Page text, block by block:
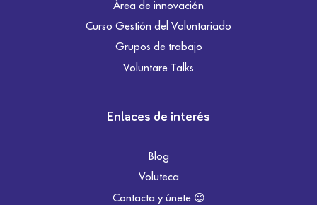
Área de innovación
Curso Gestión del Voluntariado
Grupos de trabajo
Voluntare Talks
Enlaces de interés
Blog
Voluteca
Contacta y únete 😉